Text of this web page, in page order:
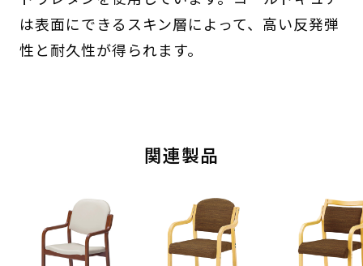
は表面にできるスキン層によって、高い反発弾
性と耐久性が得られます。
関連製品